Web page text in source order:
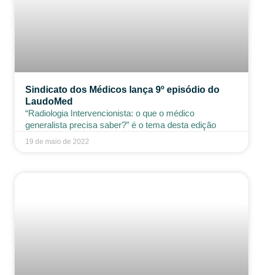
Sindicato dos Médicos lança 9º episódio do
LaudoMed
“Radiologia Intervencionista: o que o médico
generalista precisa saber?” é o tema desta edição
19 de maio de 2022